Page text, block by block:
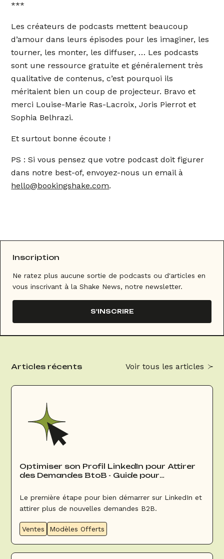
***
Les créateurs de podcasts mettent beaucoup
d’amour dans leurs épisodes pour les imaginer, les
tourner, les monter, les diffuser, … Les podcasts
sont une ressource gratuite et généralement très
qualitative de contenus, c’est pourquoi ils
méritaient bien un coup de projecteur. Bravo et
merci Louise-Marie Ras-Lacroix, Joris Pierrot et
Sophia Belhrazi.
Et surtout bonne écoute !
PS : Si vous pensez que votre podcast doit figurer
dans notre best-of, envoyez-nous un email à
hello@bookingshake.com.
Inscription
Ne ratez plus aucune sortie de podcasts ou d'articles en
vous inscrivant à la Shake News, notre newsletter.
S'INSCRIRE
Articles récents Voir tous les articles
Optimiser son Profil LinkedIn pour Attirer
des Demandes BtoB - Guide pour
Le première étape pour bien démarrer sur LinkedIn et
attirer plus de nouvelles demandes B2B.
Ventes Modèles Offerts